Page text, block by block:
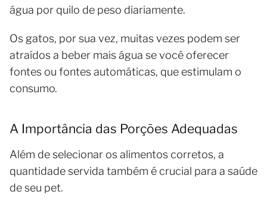
água por quilo de peso diariamente.
Os gatos, por sua vez, muitas vezes podem ser
atraídos a beber mais água se você oferecer
fontes ou fontes automáticas, que estimulam o
consumo.
A Importância das Porções Adequadas
Além de selecionar os alimentos corretos, a
quantidade servida também é crucial para a saúde
de seu pet.